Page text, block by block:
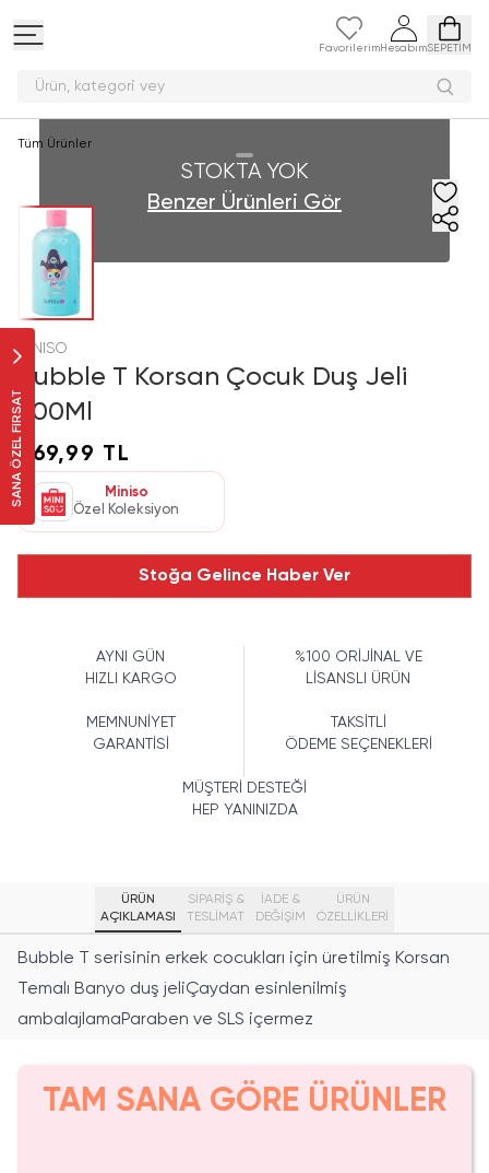
Favorilerim HesabımSEPETİM
Ürün, kategori
SANA ÖZEL FIRSAT
Tüm Ürünler
STOKTA YOK
Benzer Ürünleri Gör
MINISO
Bubble T Korsan Çocuk Duş Jeli
500Ml
269,99 TL
Miniso
Özel Koleksiyon
Stoğa Gelince Haber Ver
AYNI GÜN
HIZLI KARGO
%100 ORİJİNAL VE
LİSANSLI ÜRÜN
MEMNUNİYET
GARANTİSİ
TAKSİTLİ
ÖDEME SEÇENEKLERİ
MÜŞTERİ DESTEĞİ
HEP YANINIZDA
ÜRÜN
AÇIKLAMASI
SİPARİŞ &
TESLİMAT
İADE &
DEĞİŞİM
ÜRÜN
ÖZELLIKLERI
Bubble T serisinin erkek cocukları için üretilmiş Korsan
Temalı Banyo duş jeliÇaydan esinlenilmiş
ambalajlamaParaben ve SLS içermez
TAM SANA GÖRE ÜRÜNLER